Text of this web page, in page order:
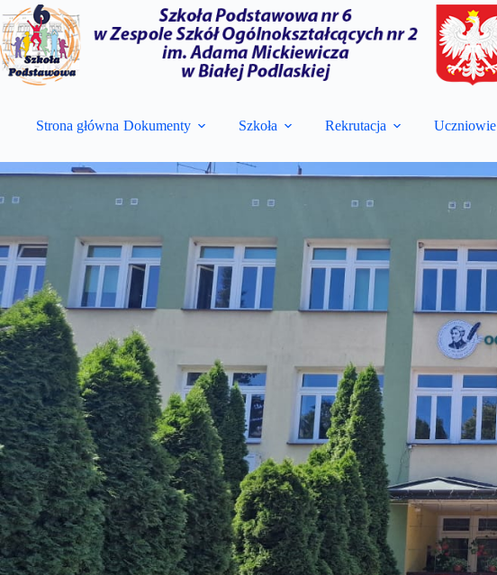
Przejdź
do
treści
Strona główna Dokumenty Szkoła Rekrutacja Uczniowie